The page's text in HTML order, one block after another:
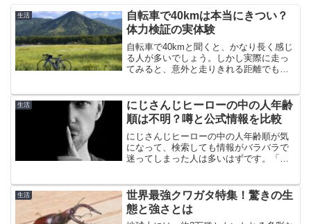
生活
自転車で40kmは本当にきつい？
体力検証の実体験
自転車で40kmと聞くと、かなり長く感じ
る人が多いでしょう。しかし実際に走っ
てみると、意外と走りきれる距離でもあ
じ、距離の長さを実感するものです。そ
れでも風を受けて走る爽快...
生活
にじさんじヒーローの中の人年齢
順は不明？噂と公式情報を比較
にじさんじヒーローの中の人年齢順が気
になって、検索しても情報がバラバラで
迷ってしまった人は多いはずです。「結
自然なことです。僕もこうした話題を調
べるときは、盛り上がって...
生活
世界最強クワガタ特集！驚きの生
態と強さとは